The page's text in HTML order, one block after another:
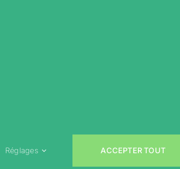
Réglages ACCEPTER TOUT